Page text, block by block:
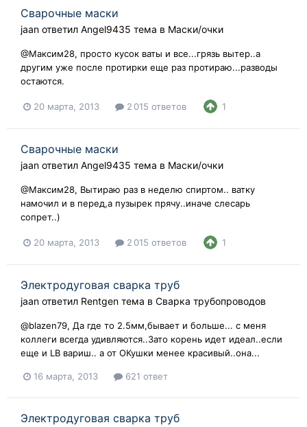
Сварочные маски
jaan ответил Angel9435 тема в Маски/очки
@Максим28, просто кусок ваты и все...грязь вытер..а
другим уже после протирки еще раз протираю...разводы
остаются.
20 марта, 2013 2 015 ответов 1
Сварочные маски
jaan ответил Angel9435 тема в Маски/очки
@Максим28, Вытираю раз в неделю спиртом.. ватку
намочил и в перед,а пузырек прячу..иначе слесарь
сопрет..)
20 марта, 2013 2 015 ответов 1
Электродуговая сварка труб
jaan ответил Rentgen тема в Сварка трубопроводов
@blazen79, Да где то 2.5мм,бывает и больше... с меня
коллеги всегда удивляются..Зато корень идет идеал..если
еще и LB вариш.. а от ОКушки менее красивый..она...
16 марта, 2013 621 ответ
Электродуговая сварка труб